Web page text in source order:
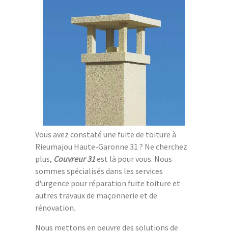
Vous avez constaté une fuite de toiture à
Rieumajou Haute-Garonne 31 ? Ne cherchez
plus, Couvreur 31est là pour vous. Nous
sommes spécialisés dans les services
d'urgence pour réparation fuite toiture et
autres travaux de maçonnerie et de
rénovation.
Nous mettons en oeuvre des solutions de